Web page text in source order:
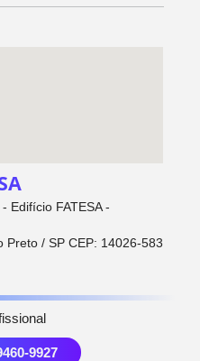
Edifício FATESA -
Preto / SP CEP: 14026-583
9927